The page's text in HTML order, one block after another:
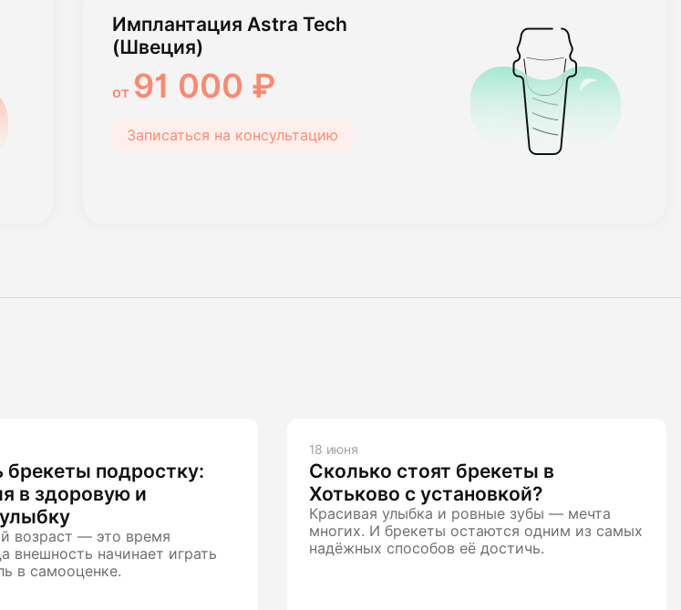
Имплантация Astra Tech
(Швеция)
от 91 000 ₽
Записаться на консультацию
брекеты подростку:
в здоровую и
возраст — это время
внешность начинает играть
в самооценке.
18 июня
Сколько стоят брекеты в
Хотьково с установкой?
Красивая улыбка и ровные зубы — мечта
многих. И брекеты остаются одним из самых
надёжных способов её достичь.